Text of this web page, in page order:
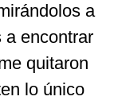
a
a encontrar
quitaron
lo único